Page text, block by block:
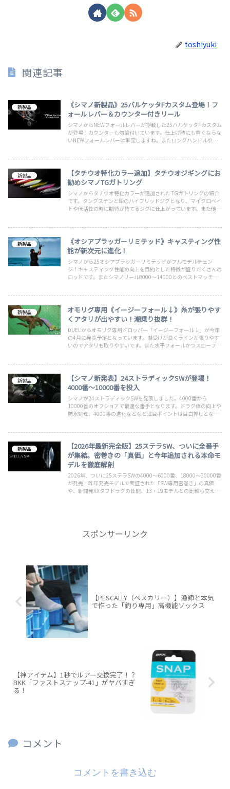
toshiyuki
関連記事
新製品
《シマノ新製品》25バルケッタFカスタム登場！フ
ォールレバー＆カウンター付きリール
シマノからNEWフォールレバーが搭載した25バルケッタFカスタム
が登場！カウンターも勿論付いています。仕上げ時にも重くならな
いNEWフォールレバーは重宝しますね。またロングハンドルや巻
新製品
【タチウオ特化カラー追加】タチウオジギングにお
勧めシマノTGガトリング
シマノからタチウオ特化カラーが追加されたTGガトリングの紹介
です。タングステンと鉛のハイブリッドジグとなり、マイクロベイ
トや低活性の時に期待が持てるジグに仕上がっています。また他に
新製品
《オシアプラッガーリミテッド》キャスティング性
能が新次元に進化！
シマノから25オシアプラッガーリミテッドがフルモデルチェン
ジ！キャスティング性能の向上を目的とした特徴が盛りだくさんの
ロッドです。またシマノリール8000～14000とのベストマッチン
新製品
オモリグ専用《イージーフォール↓》糸が張りやす
くアタリが出やすい！潮乗り抜群！
DUELからオモリグ専用ドロッパー「イージーフォール↓」が今年
の4月に発売予定となっています。潮受けが良くラインが張りやす
いのでアタリも取りやすいです。また水平フォールかつスローフォ
新製品
【シマノ新発表】24ストラディックSWが登場！
4000番～10000番を投入
シマノが24ストラディックSWを発表しました。4000番から
10000番のオフショアで最適な番手となります。ドラグ値の向上や
防水処理、4000番の進化などなど注目ポイントは目白押しとなっ
新製品
【2026年最新完全版】25ステラSW、ついに全番手
が集結。密巻きの「真価」と今年追加される本命モ
デルを徹底解剖
2026年、ついに25ステラSWの4000〜6000番、18000〜30000番
が発売！昨年発売モデルで実証された「SW専用密巻き」の真価
や、新開発XXタフドラグの性能、13・19モデルとの比較も交え
スポンサーリンク
【PESCALLY（ペスカリー）】漁師と本気
で作った「釣り専用」高機能ソックス
【神アイテム】1秒でルアー交換完了！？
BKK「ファストスナップ-41」がヤバすぎ
る！
コメント
コメントを書き込む